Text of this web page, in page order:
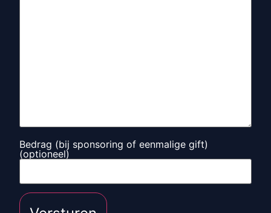
Bedrag (bij sponsoring of eenmalige gift)
(optioneel)